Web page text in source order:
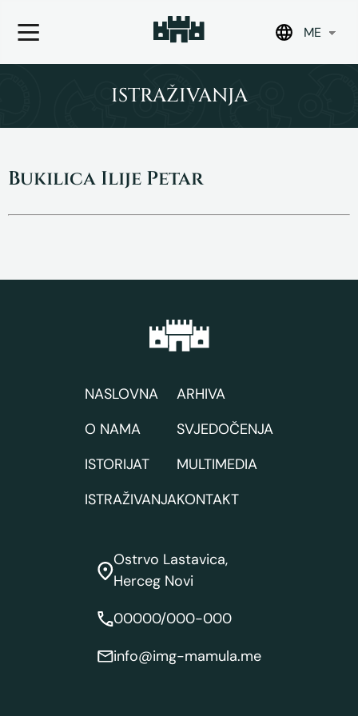
ME
ISTRAŽIVANJA
Bukilica Ilije Petar
NASLOVNA
O NAMA
ISTORIJAT
ISTRAŽIVANJA
ARHIVA
SVJEDOČENJA
MULTIMEDIA
KONTAKT
Ostrvo Lastavica,
Herceg Novi
00000/000-000
info@img-mamula.me